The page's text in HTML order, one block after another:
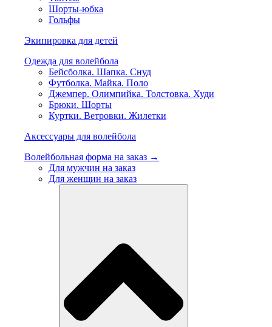
Шорты-юбка
Гольфы
Экипировка для детей
Одежда для волейбола
Бейсболка. Шапка. Снуд
Футболка. Майка. Поло
Джемпер. Олимпийка. Толстовка. Худи
Брюки. Шорты
Куртки. Ветровки. Жилетки
Аксессуары для волейбола
Волейбольная форма на заказ →
Для мужчин на заказ
Для женщин на заказ